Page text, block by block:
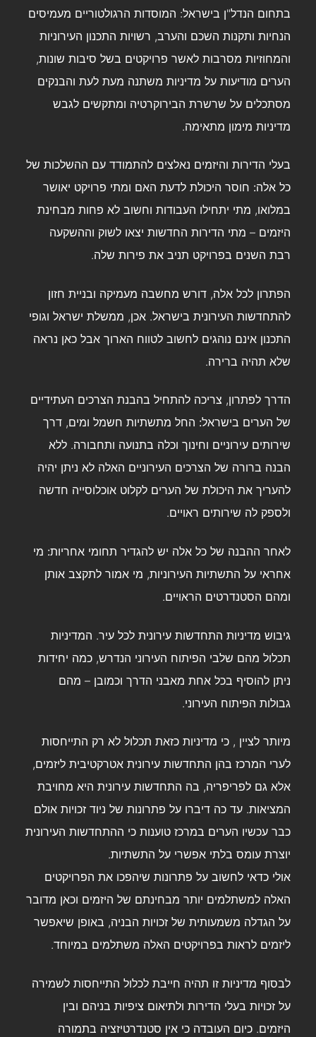
בתחום הנדל"ן בישראל: המוסדות הרגולטוריים מעמיסים
הנחיות ותקנות השכם והערב, רשויות התכנון העירוניות
והמחוזיות מסרבות לאשר פרויקטים בשל סיבות שונות,
הערים מודיעות על מדיניות משתנה מעת לעת והבנקים
מסתכלים על שרשרת הבירוקרטיה ומתקשים לגבש
מדיניות מימון מתאימה.
בעלי הדירות והיזמים נאלצים להתמודד עם ההשלכות של
כל אלה: חוסר היכולת לדעת האם ומתי פרויקט יאושר
במלואו, מתי יתחילו העבודות וחשוב לא פחות מבחינת
היזמים – מתי הדירות החדשות יצאו לשוק וההשקעה
רבת השנים בפרויקט תניב את פירות שלה.
הפתרון לכל אלה, דורש מחשבה מעמיקה ובניית חזון
להתחדשות העירונית בישראל. אכן, ממשלת ישראל וגופי
התכנון אינם נוהגים לחשוב לטווח הארוך אבל כאן נראה
שלא תהיה ברירה.
הדרך לפתרון, צריכה להתחיל בהבנת הצרכים העתידיים
של הערים בישראל: החל מתשתיות חשמל ומים, דרך
שירותים עירוניים וחינוך וכלה בתנועה ותחבורה. ללא
הבנה ברורה של הצרכים העירוניים האלה לא ניתן יהיה
להעריך את היכולת של הערים לקלוט אוכלוסייה חדשה
ולספק לה שירותים ראויים.
לאחר ההבנה של כל אלה יש להגדיר תחומי אחריות: מי
אחראי על התשתיות העירוניות, מי אמור לתקצב אותן
ומהם הסטנדרטים הראויים.
גיבוש מדיניות התחדשות עירונית לכל עיר. המדיניות
תכלול מהם שלבי הפיתוח העירוני הנדרש, כמה יחידות
ניתן להוסיף בכל אחת מאבני הדרך וכמובן – מהם
גבולות הפיתוח העירוני.
מיותר לציין , כי מדיניות כזאת תכלול לא רק התייחסות
לערי המרכז בהן התחדשות עירונית אטרקטיבית ליזמים,
אלא גם לפריפריה, בה התחדשות עירונית היא מחויבת
המציאות. עד כה דיברו על פתרונות של ניוד זכויות אולם
כבר עכשיו הערים במרכז טוענות כי ההתחדשות העירונית
יוצרת עומס בלתי אפשרי על התשתיות.
אולי כדאי לחשוב על פתרונות שיהפכו את הפרויקטים
האלה למשתלמים יותר מבחינתם של היזמים וכאן מדובר
על הגדלה משמעותית של זכויות הבניה, באופן שיאפשר
ליזמים לראות בפרויקטים האלה משתלמים במיוחד.
לבסוף מדיניות זו תהיה חייבת לכלול התייחסות לשמירה
על זכויות בעלי הדירות ולתיאום ציפיות בניהם ובין
היזמים. כיום העובדה כי אין סטנדרטיזציה בתמורה